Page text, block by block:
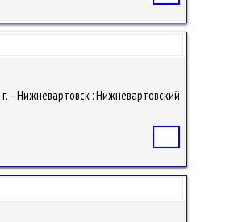
– Нижневартовск : Нижневартовский